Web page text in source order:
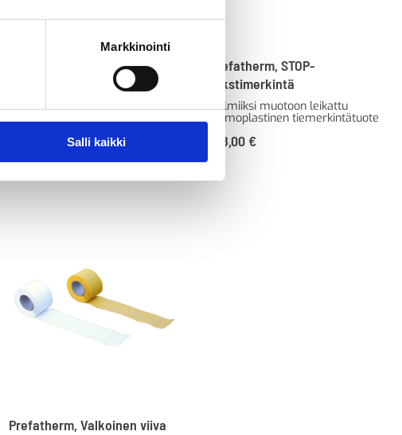
Markkinointi
Salli kaikki
Prefatherm, Sähköauton
lataussymboli, puolikas auto
Valmiiksi muotoon leikattu
termoplastinen tiemerkintätuote
75,00€
Prefatherm, STOP-
tekstimerkintä
Valmiiksi muotoon leikattu
termoplastinen tiemerkintätuote
128,00 €
Prefatherm, Valkoinen viiva